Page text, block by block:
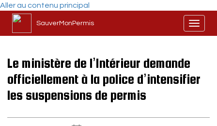
Aller au contenu principal
SauverMonPermis
Le ministère de l’Intérieur demande
officiellement à la police d’intensifier
les suspensions de permis